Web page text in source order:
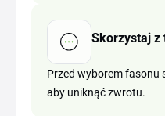
Skorzystaj z
Przed wyborem fasonu
aby uniknąć zwrotu.